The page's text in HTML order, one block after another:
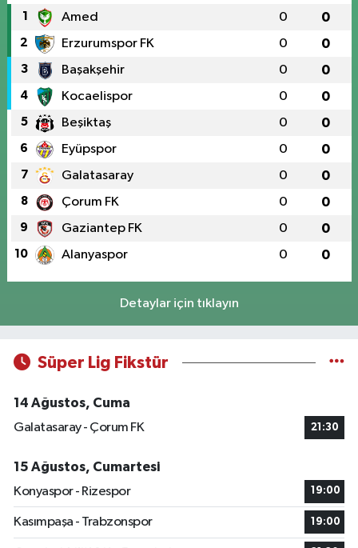
1 Amed 0 0
2 Erzurumspor FK 0 0
3 Başakşehir 0 0
4 Kocaelispor 0 0
5 Beşiktaş 0 0
6 Eyüpspor 0 0
7 Galatasaray 0 0
8 Çorum FK 0 0
9 Gaziantep FK 0 0
10 Alanyaspor 0 0
Detaylar için tıklayın
Süper Lig Fikstür
14 Ağustos, Cuma
Galatasaray - Çorum FK
21:30
15 Ağustos, Cumartesi
Konyaspor - Rizespor
19:00
Kasımpaşa - Trabzonspor 19:00